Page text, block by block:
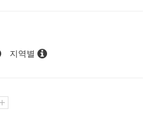
지역별